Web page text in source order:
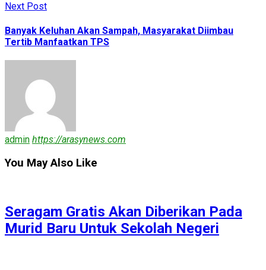
Next Post
Banyak Keluhan Akan Sampah, Masyarakat Diimbau
Tertib Manfaatkan TPS
admin https://arasynews.com
You May Also Like
Seragam Gratis Akan Diberikan Pada
Murid Baru Untuk Sekolah Negeri